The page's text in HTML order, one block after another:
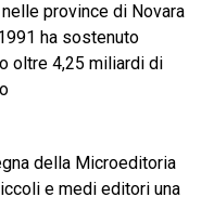
province di Novara
ha sostenuto
oltre 4,25 miliardi di
della Microeditoria
e medi editori una